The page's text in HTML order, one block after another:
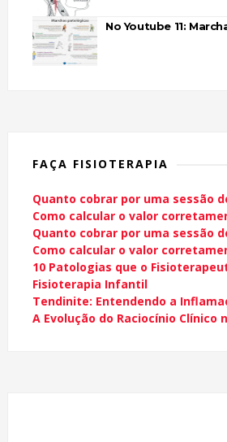
No Youtube 11:
FAÇA FISIOTERAPIA
Quanto cobrar por uma sessão
Como calcular o valor
Quanto cobrar por uma sessão
Como calcular o valor
10 Patologias que o
Fisioterapia Infantil
Tendinite: Entendendo a
A Evolução do Raciocínio Clínico